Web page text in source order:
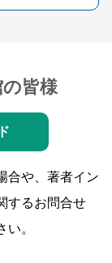
皆様
合や、著者イン
するお問合せ
。